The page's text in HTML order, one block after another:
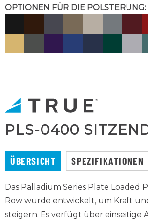
OPTIONEN FÜR DIE POLSTERUNG:
PLS-0400
ÜBERSICHT SPEZIFIKATIONEN
Das Palladium Series Plate Loaded
Row wurde entwickelt, um Kraft
steigern. Es verfügt über einseitige